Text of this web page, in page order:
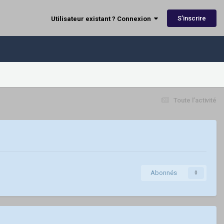
Utilisateur existant ? Connexion S’inscrire
Toute l’activité
Abonnés 0